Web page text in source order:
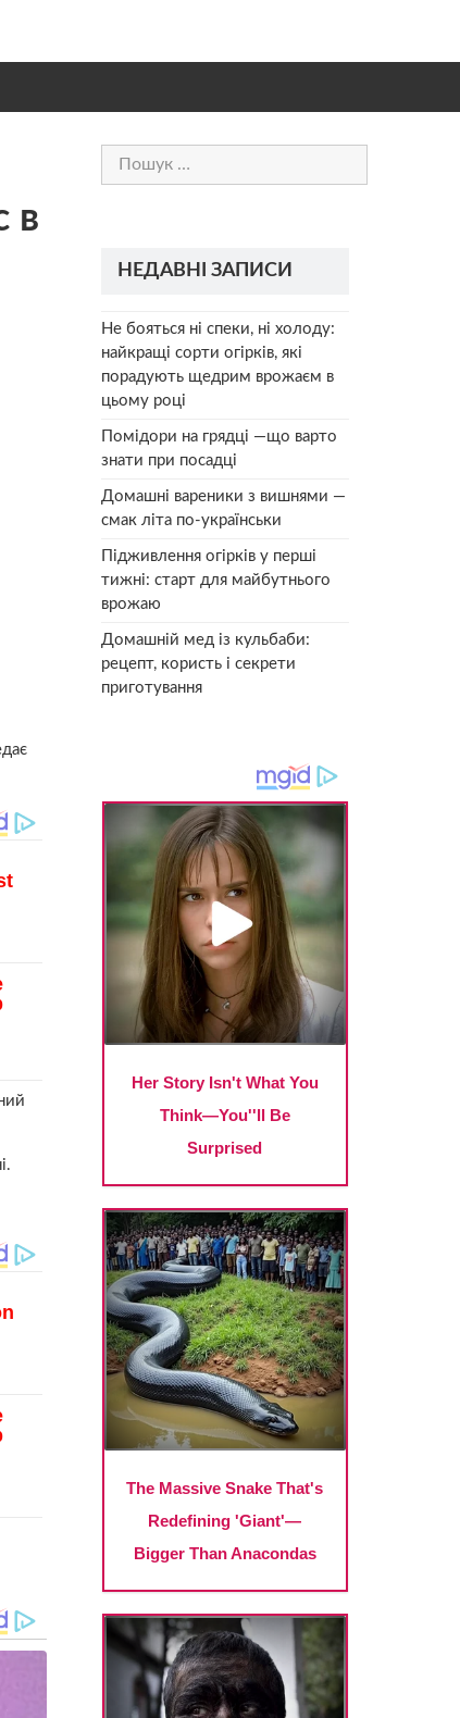
в
Пошук:
НЕДАВНІ ЗАПИСИ
Не бояться ні спеки, ні холоду:
найкращі сорти огірків, які
порадують щедрим врожаєм в
цьому році
Помідори на грядці —що варто
знати при посадці
Домашні вареники з вишнями —
смак літа по-українськи
Підживлення огірків у перші
тижні: старт для майбутнього
врожаю
Домашній мед із кульбаби:
рецепт, користь і секрети
приготування